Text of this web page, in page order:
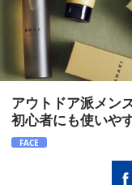
アウトドア派メン
初心者にも使いや
FACE